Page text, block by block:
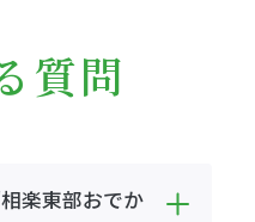
質問
楽東部おでか